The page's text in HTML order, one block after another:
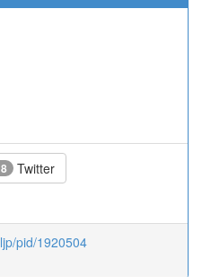
Twitter
pid/1920504